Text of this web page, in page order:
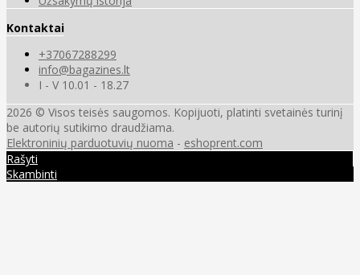
Kontaktai
+37067288299
info@bagazines.lt
I - V 10.01 - 18.27
2026 © Visos teisės saugomos. Kopijuoti, platinti svetainės turinį
be autorių sutikimo draudžiama.
Elektroninių parduotuvių nuoma - eshoprent.com
Rašyti
Skambinti